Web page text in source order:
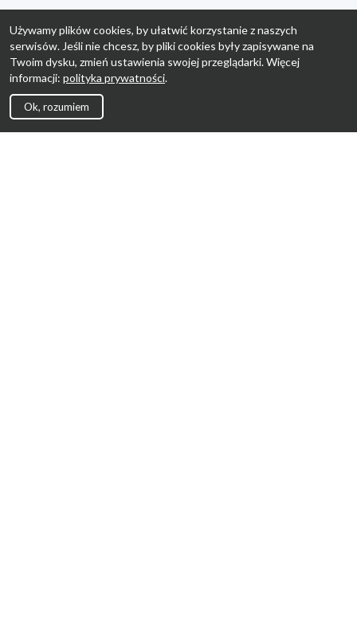
Używamy plików cookies, by ułatwić korzystanie z naszych
serwisów. Jeśli nie chcesz, by pliki cookies były zapisywane na
Twoim dysku, zmień ustawienia swojej przeglądarki. Więcej
informacji: polityka prywatności.
Ok, rozumiem